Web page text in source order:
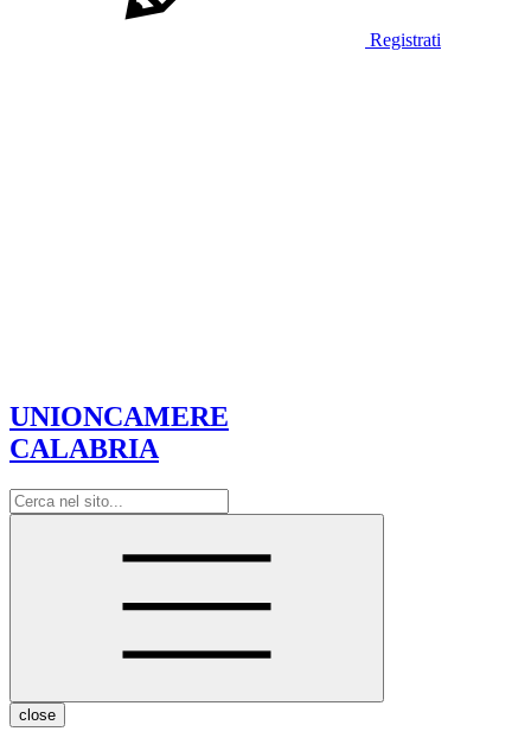
Registrati
UNIONCAMERE
CALABRIA
close